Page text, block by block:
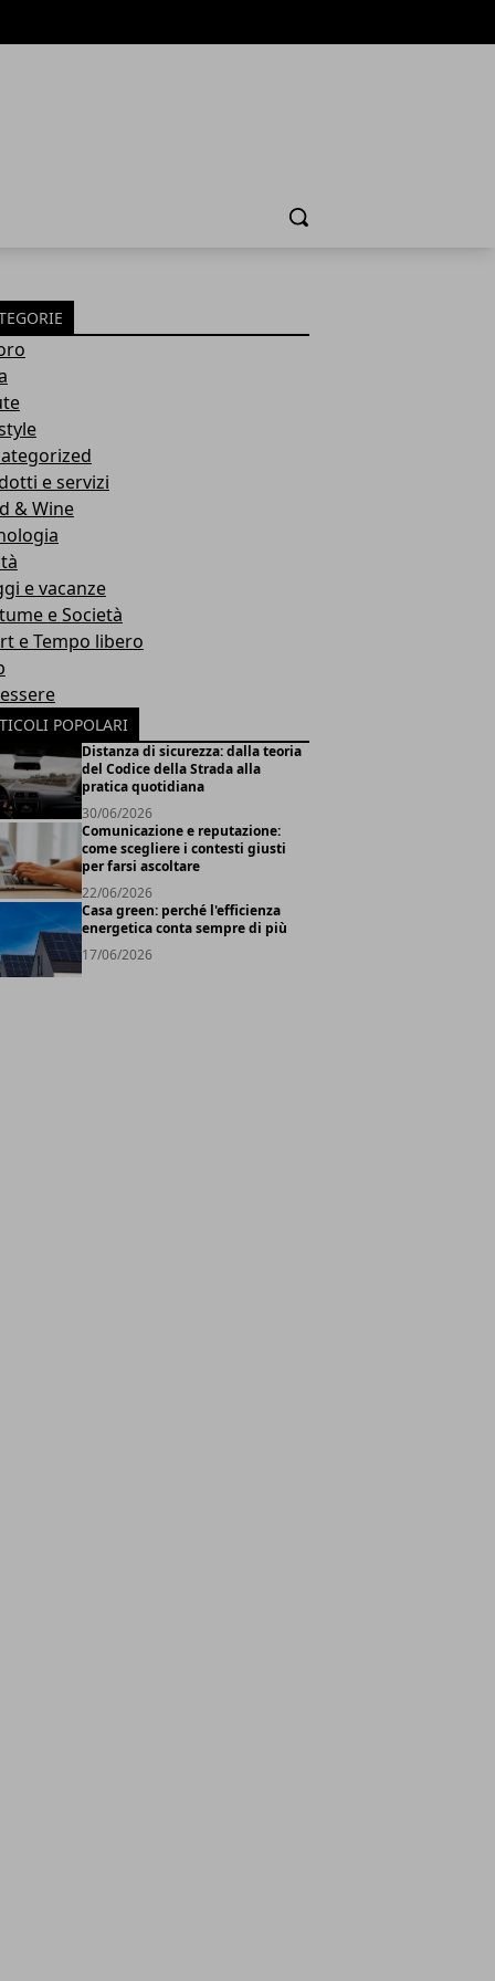
Cerca
e servizi
& Wine
e vacanze
e Società
e Tempo libero
POPOLARI
Distanza di sicurezza: dalla teoria
del Codice della Strada alla
pratica quotidiana
30/06/2026
Comunicazione e reputazione:
come scegliere i contesti giusti
per farsi ascoltare
22/06/2026
Casa green: perché l'efficienza
energetica conta sempre di più
17/06/2026